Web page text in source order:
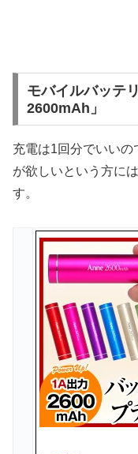
モバイルバッテ
2600mAh」
充電は1回分でいい
が欲しいという方に
す。